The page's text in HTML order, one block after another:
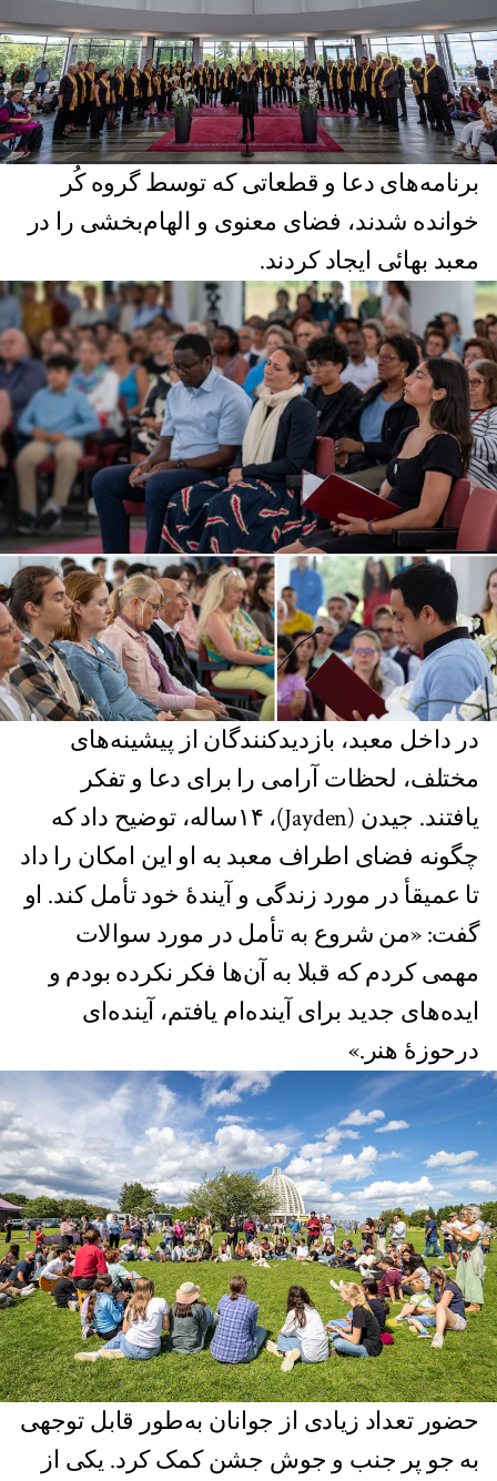
برنامه‌های دعا و قطعاتی که توسط گروه کُر
خوانده شدند، فضای معنوی و الهام‌بخشی را در
معبد بهائی ایجاد کردند.
در داخل معبد، بازدیدکنندگان از پیشینه‌های
مختلف، لحظات آرامی را برای دعا و تفکر
یافتند. جیدن (Jayden)، ۱۴ساله، توضیح داد که
چگونه فضای اطراف معبد به او این امکان را داد
تا عمیقأ در مورد زندگی و آیندۀ خود تأمل کند. او
گفت: «من شروع به تأمل در مورد سوالات
مهمی کردم که قبلا به آن‌ها فکر نکرده بودم و
ایده‌های جدید برای آینده‌ام یافتم، آینده‌ای
درحوزۀ هنر.»
حضور تعداد زیادی از جوانان به‌طور قابل توجهی
به جو پر جنب و جوش جشن کمک کرد. یکی از